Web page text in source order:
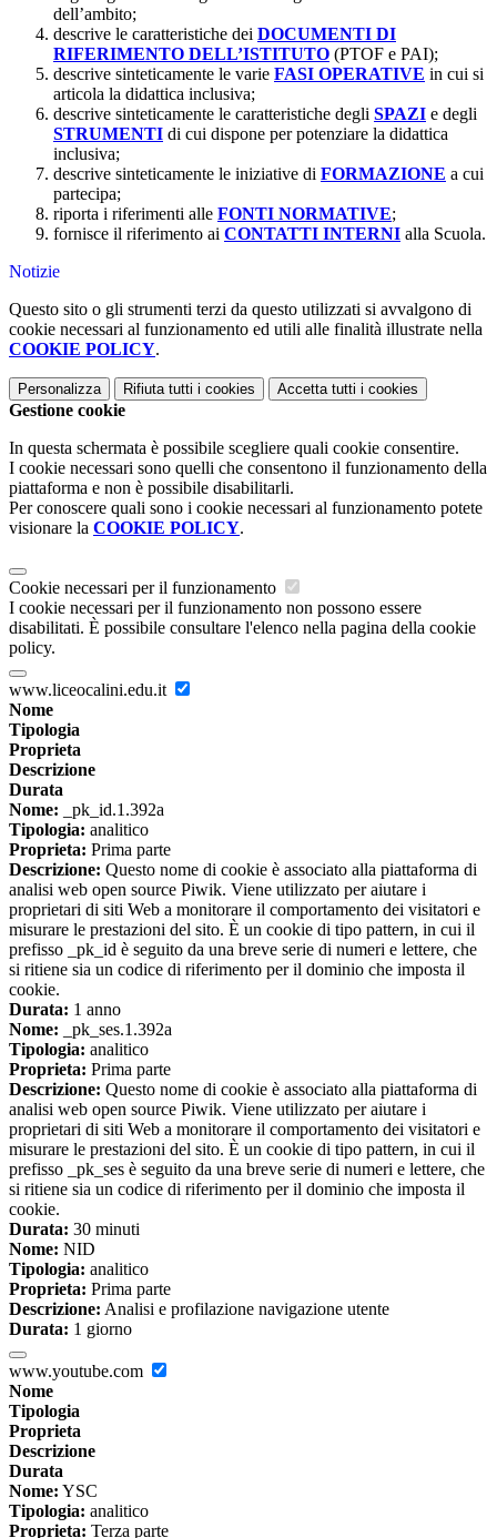
dell’ambito;
descrive le caratteristiche dei DOCUMENTI DI
RIFERIMENTO DELL’ISTITUTO (PTOF e PAI);
descrive sinteticamente le varie FASI OPERATIVE in cui si
articola la didattica inclusiva;
descrive sinteticamente le caratteristiche degli SPAZI e degli
STRUMENTI di cui dispone per potenziare la didattica
inclusiva;
descrive sinteticamente le iniziative di FORMAZIONE a cui
partecipa;
riporta i riferimenti alle FONTI NORMATIVE;
fornisce il riferimento ai CONTATTI INTERNI alla Scuola.
Notizie
Questo sito o gli strumenti terzi da questo utilizzati si avvalgono di
cookie necessari al funzionamento ed utili alle finalità illustrate nella
COOKIE POLICY.
Personalizza Rifiuta tutti i cookies Accetta tutti i cookies
Gestione cookie
In questa schermata è possibile scegliere quali cookie consentire.
I cookie necessari sono quelli che consentono il funzionamento della
piattaforma e non è possibile disabilitarli.
Per conoscere quali sono i cookie necessari al funzionamento potete
visionare la COOKIE POLICY.
Cookie necessari per il funzionamento
I cookie necessari per il funzionamento non possono essere
disabilitati. È possibile consultare l'elenco nella pagina della cookie
policy.
www.liceocalini.edu.it
Nome
Tipologia
Proprieta
Descrizione
Durata
Nome: _pk_id.1.392a
Tipologia: analitico
Proprieta: Prima parte
Descrizione: Questo nome di cookie è associato alla piattaforma di
analisi web open source Piwik. Viene utilizzato per aiutare i
proprietari di siti Web a monitorare il comportamento dei visitatori e
misurare le prestazioni del sito. È un cookie di tipo pattern, in cui il
prefisso _pk_id è seguito da una breve serie di numeri e lettere, che
si ritiene sia un codice di riferimento per il dominio che imposta il
cookie.
Durata: 1 anno
Nome: _pk_ses.1.392a
Tipologia: analitico
Proprieta: Prima parte
Descrizione: Questo nome di cookie è associato alla piattaforma di
analisi web open source Piwik. Viene utilizzato per aiutare i
proprietari di siti Web a monitorare il comportamento dei visitatori e
misurare le prestazioni del sito. È un cookie di tipo pattern, in cui il
prefisso _pk_ses è seguito da una breve serie di numeri e lettere, che
si ritiene sia un codice di riferimento per il dominio che imposta il
cookie.
Durata: 30 minuti
Nome: NID
Tipologia: analitico
Proprieta: Prima parte
Descrizione: Analisi e profilazione navigazione utente
Durata: 1 giorno
www.youtube.com
Nome
Tipologia
Proprieta
Descrizione
Durata
Nome: YSC
Tipologia: analitico
Proprieta: Terza parte